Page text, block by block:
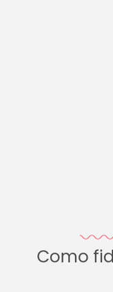
Como